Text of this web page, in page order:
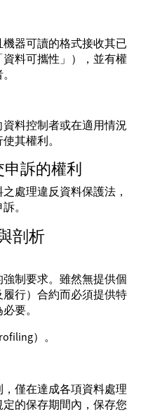
器可讀的格式接收其已
料可攜性」），並有權
料控制者或在適用情況
其權利。
訴的權利
處理違反資料保護法，
。
剖析
制要求。雖然無提供個
行）合約而必須提供特
要。
）。
僅在達成各項資料處理
的保存期間內，保存您